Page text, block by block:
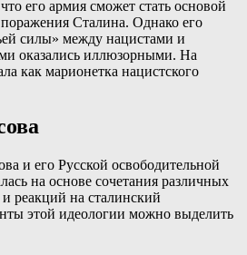
его армия сможет стать основой
Сталина. Однако его
силы» между нацистами и
оказались иллюзорными. На
как марионетка нацистского
и его Русской освободительной
на основе сочетания различных
реакций на сталинский
этой идеологии можно выделить